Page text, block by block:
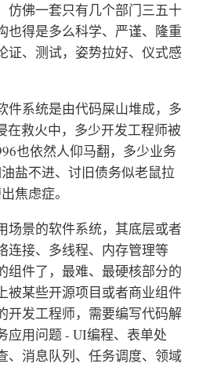
仿佛一套只有几个部门三五十
也得是多么科学、严谨、隆重
证、测试，姿势拉好、仪式感
件系统是由代码屎山堆成，多
在救火中，多少开发工程师被
也依然人仰马翻，多少业务
盐不进、讨旧债务似老鼠拉
焦虑症。
场景的软件系统，其底层或者
连接、多线程、内存管理等
组件了，最难、最硬核部分的
被某些开源项目或者商业组件
开发工程师，需要编写代码解
应用问题 - UI编程、表单处
、消息队列、任务调度、领域